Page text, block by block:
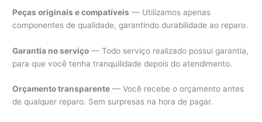
Peças originais e compatíveis — Utilizamos apenas
componentes de qualidade, garantindo durabilidade ao reparo.
Garantia no serviço — Todo serviço realizado possui garantia,
para que você tenha tranquilidade depois do atendimento.
Orçamento transparente — Você recebe o orçamento antes
de qualquer reparo. Sem surpresas na hora de pagar.